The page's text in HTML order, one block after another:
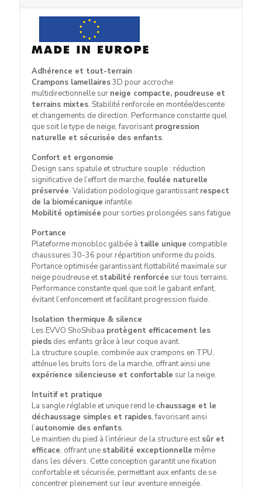
Adhérence et tout-terrain
Crampons lamellaires3D pour accroche
multidirectionnelle sur neige compacte, poudreuse et
terrains mixtes. Stabilité renforcée en montée/descente
et changements de direction. Performance constante quel
que soit le type de neige, favorisant progression
naturelle et sécurisée des enfants.
Confort et ergonomie
Design sans spatule et structure souple : réduction
significative de l’effort de marche,foulée naturelle
préservée. Validation podologique garantissant respect
de la biomécanique infantile.
Mobilité optimisée pour sorties prolongées sans fatigue
Portance
Plateforme monobloc galbée à taille unique compatible
chaussures 30-36 pour répartition uniforme du poids.
Portance optimisée garantissant flottabilité maximale sur
neige poudreuse et stabilité renforcée sur tous terrains.
Performance constante quel que soit le gabarit enfant,
évitant l’enfoncement et facilitant progression fluide.
Isolation thermique & silence
Les EVVO ShoShibaa protègent efficacement les
pieds des enfants grâce à leur coque avant.
La structure souple, combinée aux crampons en TPU,
atténue les bruits lors de la marche, offrant ainsi une
expérience silencieuse et confortable sur la neige.
Intuitif et pratique
La sangle réglable et unique rend le chaussage et le
déchaussage simples et rapides, favorisant ainsi
l’autonomie des enfants.
Le maintien du pied à l’intérieur de la structure est sûr et
efficace, offrant une stabilité exceptionnelle même
dans les dévers. Cette conception garantit une fixation
confortable et sécurisée, permettant aux enfants de se
concentrer pleinement sur leur aventure enneigée.